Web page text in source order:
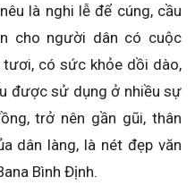
là nghi lễ để cúng, cầu
cho người dân có cuộc
có sức khỏe dồi dào,
được sử dụng ở nhiều sự
trở nên gần gũi, thân
dân làng, là nét đẹp văn
Bình Định.